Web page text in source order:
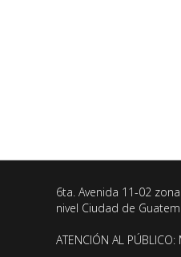
6ta. Avenida 11-02
nivel Ciudad de
ATENCIÓN AL